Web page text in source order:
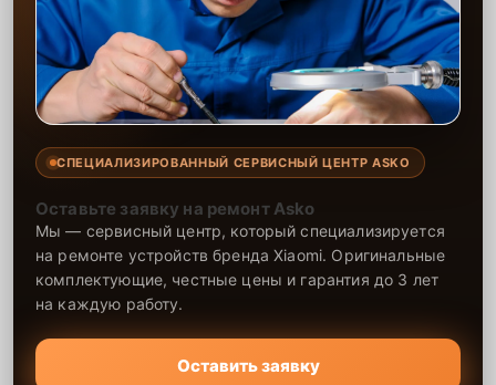
СПЕЦИАЛИЗИРОВАННЫЙ СЕРВИСНЫЙ ЦЕНТР ASKO
Оставьте заявку на ремонт Asko
Мы — сервисный центр, который специализируется
на ремонте устройств бренда Xiaomi. Оригинальные
комплектующие, честные цены и гарантия до 3 лет
на каждую работу.
Оставить заявку